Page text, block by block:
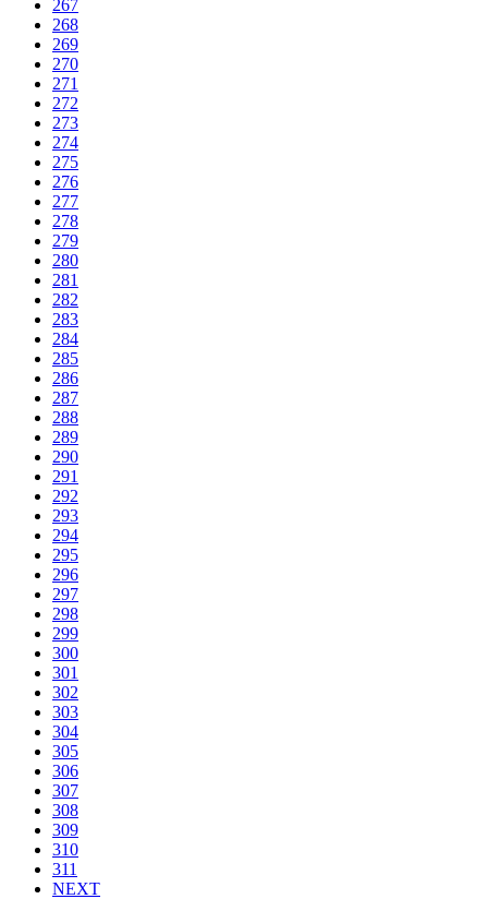
267
268
269
270
271
272
273
274
275
276
277
278
279
280
281
282
283
284
285
286
287
288
289
290
291
292
293
294
295
296
297
298
299
300
301
302
303
304
305
306
307
308
309
310
311
NEXT